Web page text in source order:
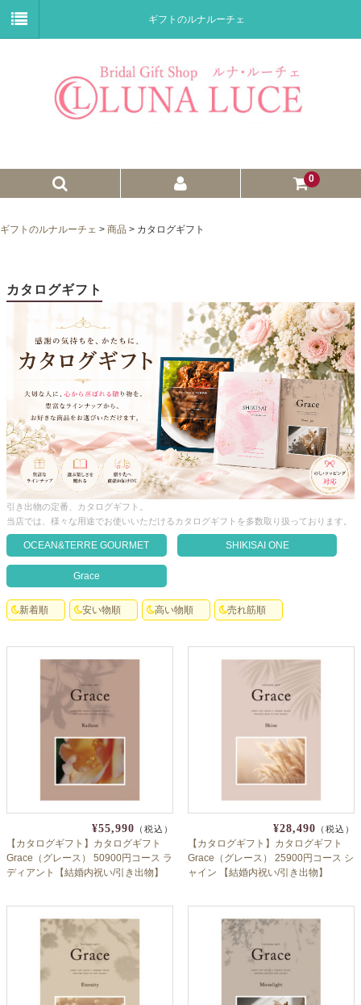
ギフトのルナルーチェ
0
ウェイトドール
子育て卒業証書
ウェルカムボード
クロックギフト
ペーパーアイテム
DIY用品
引菓子
引出物ギフト
カタログギフト
ブライダルバッグ
演出用品
季節イベント特集
会社概要
よくあるご質問
ドメイン指定受信について
無料サンプル・資料請求
ギフトのルナルーチェ > 商品 > カタログギフト
カタログギフト
引き出物の定番、カタログギフト。
当店では、様々な用途でお使いいただけるカタログギフトを多数取り扱っております。
OCEAN&TERRE GOURMET SHIKISAI ONE
Grace
新着順 安い物順 高い物順 売れ筋順
¥55,990 （税込）
【カタログギフト】カタログギフト
Grace（グレース） 50900円コース ラ
ディアント【結婚内祝い/引き出物】
¥28,490 （税込）
【カタログギフト】カタログギフト
Grace（グレース） 25900円コース シ
ャイン 【結婚内祝い/引き出物】